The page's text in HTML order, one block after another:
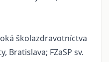
školazdravotníctva
Bratislava; FZaSP sv.